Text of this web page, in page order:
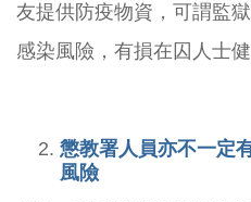
友提供防疫物資，可謂監
感染風險，有損在囚人士健
懲教署人員亦不一定
風險